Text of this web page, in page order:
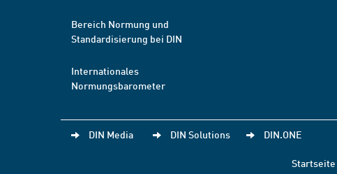
Bereich Normung und
Standardisierung bei DIN
Internationales
Normungsbarometer
DIN Media DIN Solutions DIN.ONE
Startseite